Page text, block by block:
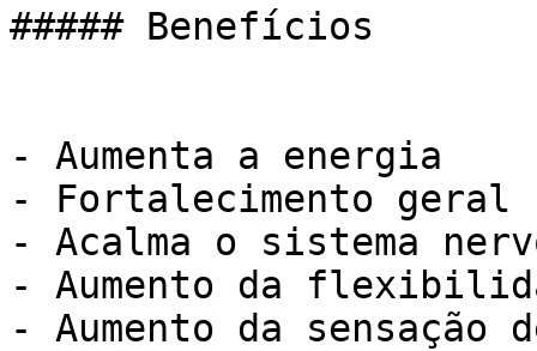
##### Benefícios
- Aumenta a energia
- Fortalecimento geral
- Acalma o sistema
- Aumento da
- Aumento da